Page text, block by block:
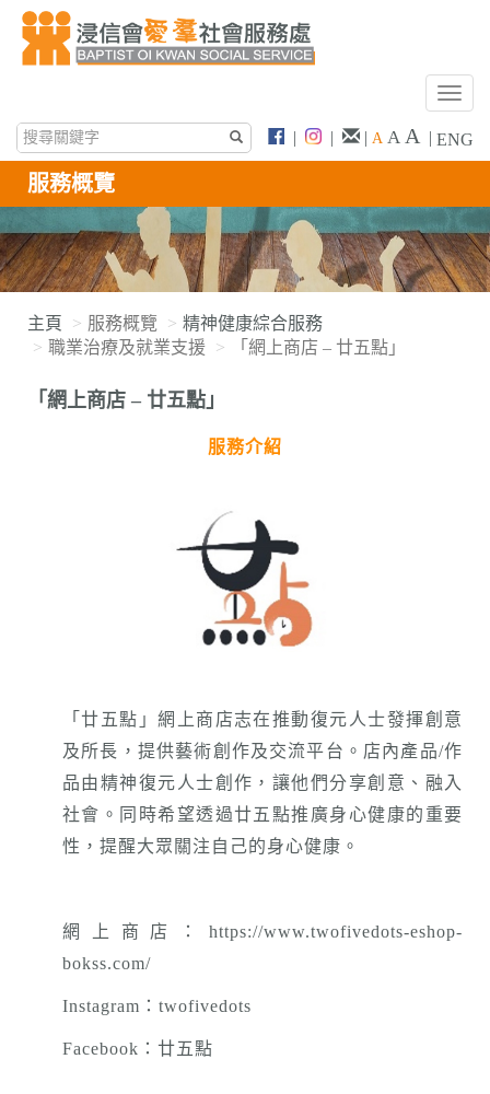
T
g
n
a
v
| | | A A A | ENG
服務概覽
主頁 服務概覽
精神健康綜合服務
職業治療及就業支援
「網上商店 – 廿五點」
「網上商店 – 廿五點」
服務介紹
「廿五點」網上商店志在推動復元人士發揮創意
及所長，提供藝術創作及交流平台。店內產品/作
品由精神復元人士創作，讓他們分享創意、融入
社會。同時希望透過廿五點推廣身心健康的重要
性，提醒大眾關注自己的身心健康。
網上商店：https://www.twofivedots-eshop-
bokss.com/
Instagram：twofivedots
Facebook：廿五點